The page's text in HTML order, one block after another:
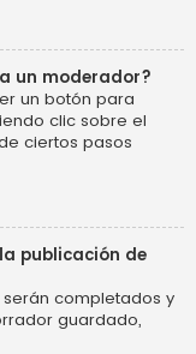
un moderador?
un botón para
clic sobre el
ciertos pasos
publicación de
completados y
guardado,